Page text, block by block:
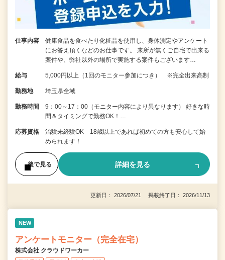
仕事内容
健康食品を食べたり化粧品を使用し、身体測定やアンケート
にお答え頂くなどのお仕事です。 来所が無くご自宅で出来る
案件や、弊社以外の場所で実施する案件もございます…
給与 5,000円以上（1回のモニター参加につき） ※完全出来高制
勤務地 埼玉県全域
勤務時間
9：00～17：00（モニター内容により異なります） 好きな時
間＆タイミングで勤務OK！…
応募資格
治験未経験OK 18歳以上であれば初めての方も安心して始
められます！
後で見る 詳細を見る
更新日： 2026/07/21 掲載終了日： 2026/11/13
NEW
アンケートモニター（完全在宅）
株式会社 クラウドワーカー